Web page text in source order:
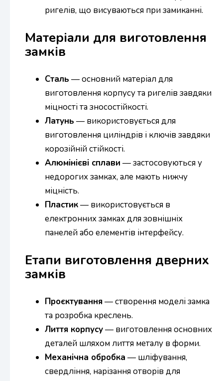
ригелів, що висуваються при замиканні.
Матеріали для виготовлення
замків
Сталь — основний матеріал для
виготовлення корпусу та ригелів завдяки
міцності та зносостійкості.
Латунь — використовується для
виготовлення циліндрів і ключів завдяки
корозійній стійкості.
Алюмінієві сплави — застосовуються у
недорогих замках, але мають нижчу
міцність.
Пластик— використовується в
електронних замках для зовнішніх
панелей або елементів інтерфейсу.
Етапи виготовлення дверних
замків
Проєктування— створення моделі замка
та розробка креслень.
Лиття корпусу— виготовлення основних
деталей шляхом лиття металу в форми.
Механічна обробка — шліфування,
свердління, нарізання отворів для